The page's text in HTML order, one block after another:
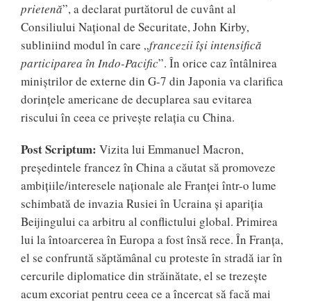
prietenă”, a declarat purtătorul de cuvânt al
Consiliului Național de Securitate, John Kirby,
subliniind modul în care „francezii își intensifică
participarea în Indo-Pacific”. În orice caz întâlnirea
miniștrilor de externe din G-7 din Japonia va clarifica
dorințele americane de decuplarea sau evitarea
riscului în ceea ce privește relația cu China.
Post Scriptum: Vizita lui Emmanuel Macron,
președintele francez în China a căutat să promoveze
ambițiile/interesele naționale ale Franței într-o lume
schimbată de invazia Rusiei în Ucraina și apariția
Beijingului ca arbitru al conflictului global. Primirea
lui la întoarcerea în Europa a fost însă rece. În Franța,
el se confruntă săptămânal cu proteste în stradă iar în
cercurile diplomatice din străinătate, el se trezește
acum excoriat pentru ceea ce a încercat să facă mai